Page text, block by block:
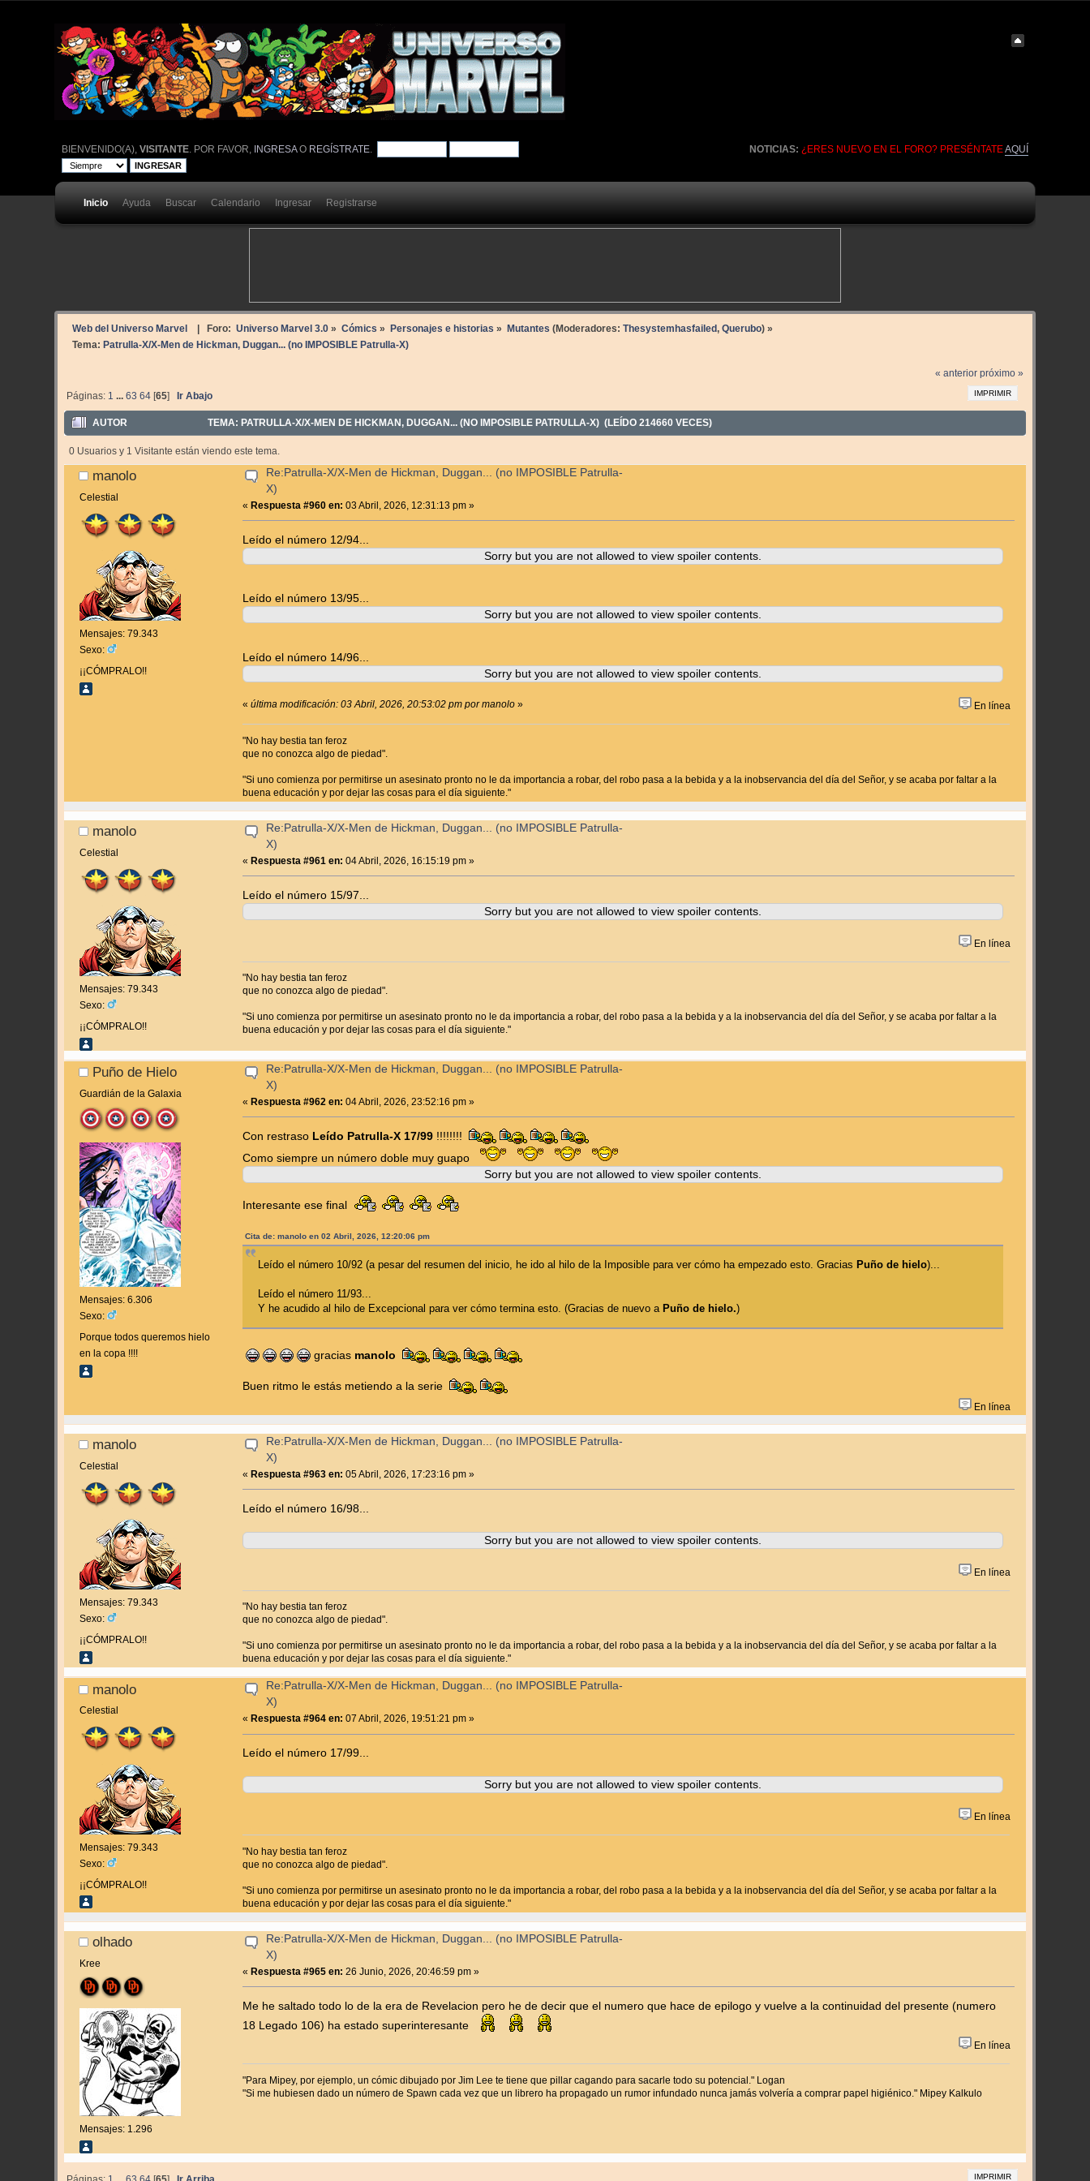
NOTICIAS: ¿ERES NUEVO EN EL FORO? PRESÉNTATEAQUÍ
BIENVENIDO(A), VISITANTE. POR FAVOR, INGRESAO REGÍSTRATE.
Inicio Ayuda Buscar Calendario Ingresar Registrarse
Web del Universo Marvel | Foro: Universo Marvel 3.0» Cómics » Personajes e historias » Mutantes (Moderadores: Thesystemhasfailed, Querubo) »
Tema: Patrulla-X/X-Men de Hickman, Duggan... (no IMPOSIBLE Patrulla-X)
« anterior próximo »
IMPRIMIR
Páginas: 1 ... 63 64[65] Ir Abajo
AUTOR TEMA: PATRULLA-X/X-MEN DE HICKMAN, DUGGAN... (NO IMPOSIBLE PATRULLA-X) (LEÍDO 214660 VECES)
0 Usuarios y 1 Visitante están viendo este tema.
manolo
Celestial
Mensajes: 79.343
Sexo:
¡¡CÓMPRALO!!
Re:Patrulla-X/X-Men de Hickman, Duggan... (no IMPOSIBLE Patrulla-
X)
«Respuesta #960 en: 03 Abril, 2026, 12:31:13 pm »
Leído el número 12/94...
Sorry but you are not allowed to view spoiler contents.
Leído el número 13/95...
Sorry but you are not allowed to view spoiler contents.
Leído el número 14/96...
Sorry but you are not allowed to view spoiler contents.
«última modificación: 03 Abril, 2026, 20:53:02 pm por manolo » En línea
"No hay bestia tan feroz
que no conozca algo de piedad".
"Si uno comienza por permitirse un asesinato pronto no le da importancia a robar, del robo pasa a la bebida y a la inobservancia del día del Señor, y se acaba por faltar a la
buena educación y por dejar las cosas para el día siguiente."
manolo
Celestial
Mensajes: 79.343
Sexo:
¡¡CÓMPRALO!!
Re:Patrulla-X/X-Men de Hickman, Duggan... (no IMPOSIBLE Patrulla-
X)
«Respuesta #961 en: 04 Abril, 2026, 16:15:19 pm »
Leído el número 15/97...
Sorry but you are not allowed to view spoiler contents.
En línea
"No hay bestia tan feroz
que no conozca algo de piedad".
"Si uno comienza por permitirse un asesinato pronto no le da importancia a robar, del robo pasa a la bebida y a la inobservancia del día del Señor, y se acaba por faltar a la
buena educación y por dejar las cosas para el día siguiente."
Puño de Hielo
Guardián de la Galaxia
Mensajes: 6.306
Sexo:
Porque todos queremos hielo
en la copa !!!!
Re:Patrulla-X/X-Men de Hickman, Duggan... (no IMPOSIBLE Patrulla-
X)
«Respuesta #962 en: 04 Abril, 2026, 23:52:16 pm »
Con restraso Leído Patrulla-X 17/99 !!!!!!!!
Como siempre un número doble muy guapo
Sorry but you are not allowed to view spoiler contents.
Interesante ese final
Cita de: manolo en 02 Abril, 2026, 12:20:06 pm
Leído el número 10/92 (a pesar del resumen del inicio, he ido al hilo de la Imposible para ver cómo ha empezado esto. Gracias Puño de hielo)...
Leído el número 11/93...
Y he acudido al hilo de Excepcional para ver cómo termina esto. (Gracias de nuevo a Puño de hielo.)
gracias manolo
Buen ritmo le estás metiendo a la serie
En línea
manolo
Celestial
Mensajes: 79.343
Sexo:
¡¡CÓMPRALO!!
Re:Patrulla-X/X-Men de Hickman, Duggan... (no IMPOSIBLE Patrulla-
X)
«Respuesta #963 en: 05 Abril, 2026, 17:23:16 pm »
Leído el número 16/98...
Sorry but you are not allowed to view spoiler contents.
En línea
"No hay bestia tan feroz
que no conozca algo de piedad".
"Si uno comienza por permitirse un asesinato pronto no le da importancia a robar, del robo pasa a la bebida y a la inobservancia del día del Señor, y se acaba por faltar a la
buena educación y por dejar las cosas para el día siguiente."
manolo
Celestial
Mensajes: 79.343
Sexo:
¡¡CÓMPRALO!!
Re:Patrulla-X/X-Men de Hickman, Duggan... (no IMPOSIBLE Patrulla-
X)
« Respuesta #964 en: 07 Abril, 2026, 19:51:21 pm »
Leído el número 17/99...
Sorry but you are not allowed to view spoiler contents.
En línea
"No hay bestia tan feroz
que no conozca algo de piedad".
"Si uno comienza por permitirse un asesinato pronto no le da importancia a robar, del robo pasa a la bebida y a la inobservancia del día del Señor, y se acaba por faltar a la
buena educación y por dejar las cosas para el día siguiente."
olhado
Kree
Mensajes: 1.296
Re:Patrulla-X/X-Men de Hickman, Duggan... (no IMPOSIBLE Patrulla-
X)
«Respuesta #965 en: 26 Junio, 2026, 20:46:59 pm »
Me he saltado todo lo de la era de Revelacion pero he de decir que el numero que hace de epilogo y vuelve a la continuidad del presente (numero
18 Legado 106) ha estado superinteresante
En línea
"Para Mipey, por ejemplo, un cómic dibujado por Jim Lee te tiene que pillar cagando para sacarle todo su potencial." Logan
"Si me hubiesen dado un número de Spawn cada vez que un librero ha propagado un rumor infundado nunca jamás volvería a comprar papel higiénico." Mipey Kalkulo
IMPRIMIR